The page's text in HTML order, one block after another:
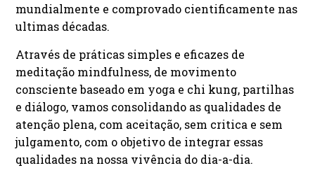
mundialmente e comprovado cientificamente nas
ultimas décadas.
Através de práticas simples e eficazes de
meditação mindfulness, de movimento
consciente baseado em yoga e chi kung, partilhas
e diálogo, vamos consolidando as qualidades de
atenção plena, com aceitação, sem critica e sem
julgamento, com o objetivo de integrar essas
qualidades na nossa vivência do dia-a-dia.